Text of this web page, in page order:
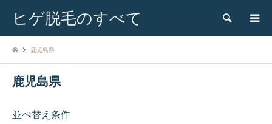
ヒゲ脱毛のすべて 検索
鹿児島県
鹿児島県
並べ替え条件